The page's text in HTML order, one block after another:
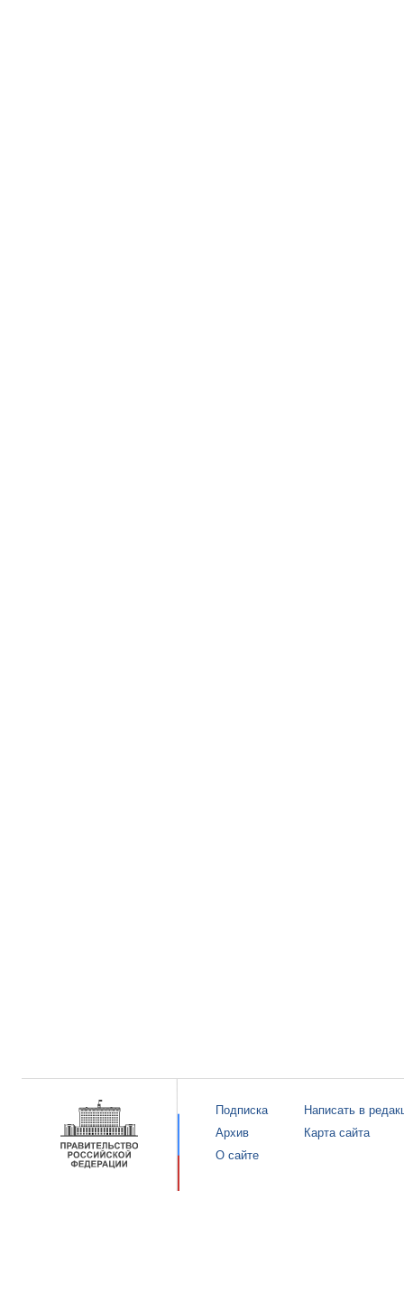
Подписка
Архив
О сайте
Написать в
Карта сайта